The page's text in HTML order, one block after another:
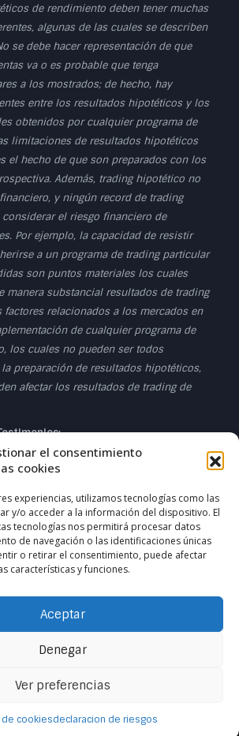
el consentimiento
cookies
experiencias, utilizamos tecnologías como las
y/o acceder a la información del dispositivo. El
tecnologías nos permitirá procesar datos
de navegación o las identificaciones únicas
o retirar el consentimiento, puede afectar
características y funciones.
Aceptar
Denegar
Ver preferencias
de cookiesdeclaracion de riesgos
de rendimiento deben tener muchas
algunas de las cuales se describen
se debe hacer representación de que
va o es probable que tenga
a los mostrados; de hecho, hay
entre los resultados hipotéticos y los
obtenidos por cualquier programa de
limitaciones de resultados hipotéticos
el hecho de que son preparados con los
Además, trading hipotético no
y ningún record de trading
el riesgo financiero de
Por ejemplo, la capacidad de resistir
a un programa de trading particular
son puntos materiales los cuales
manera substancial resultados de trading
factores relacionados a los mercados en
de cualquier programa de
los cuales no pueden ser todos
preparación de resultados hipotéticos,
afectar los resultados de trading de
aparecen en esta página web pueden
o éxito en el futuro.
Sala de Operaciones en Directo:
sólo tiene fines educativos y las
son las del presentador del
y no debe esperarse que se